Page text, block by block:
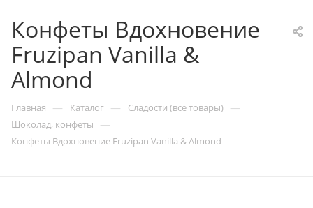
Конфеты Вдохновение
Fruzipan Vanilla &
Almond
Главная — Каталог — Сладости (все товары) —
Шоколад, конфеты —
Конфеты Вдохновение Fruzipan Vanilla & Almond